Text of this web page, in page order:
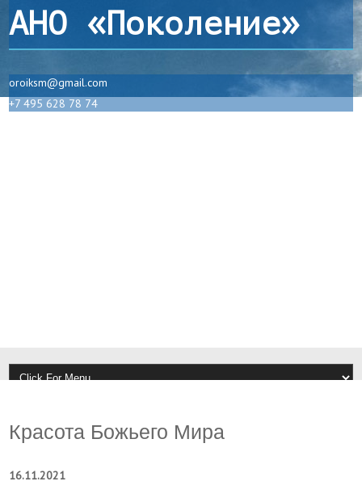
АНО «Поколение»
oroiksm@gmail.com
+7 495 628 78 74
Красота Божьего Мира
16.11.2021